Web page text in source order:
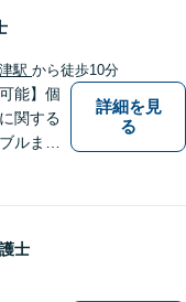
駅 から徒歩10分
能】個
関する
ルまで
詳細を見
る
士